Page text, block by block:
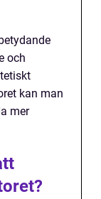
och
kan man
mer